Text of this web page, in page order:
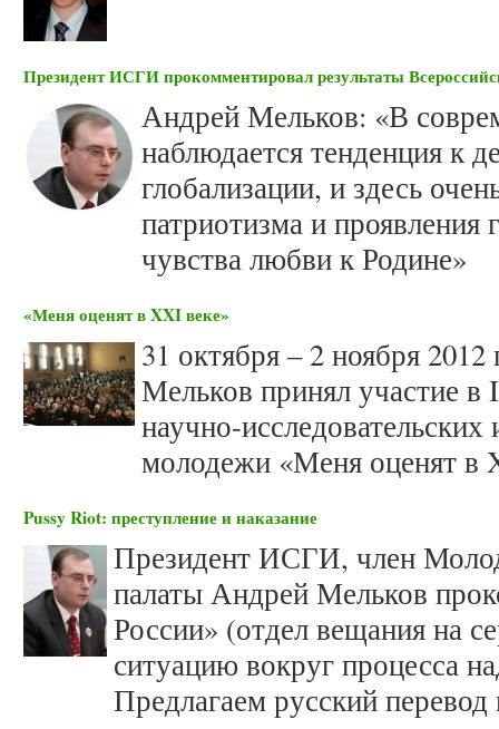
Президент ИСГИ прокомментировал результаты
Андрей Мельков: «В
наблюдается тенденция к
глобализации, и здесь
патриотизма и проявления
чувства любви к Родине»
«Меня оценят в XXI веке»
31 октября – 2 ноября
Мельков принял участие в
научно-
молодежи «Меня оценят в
Pussy Riot: преступление и наказание
Президент ИСГИ, член
палаты Андрей Мельков
России» (отдел вещания на
ситуацию вокруг процесса
Предлагаем русский перевод